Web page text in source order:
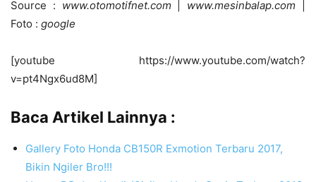
Source : www.otomotifnet.com| www.mesinbalap.com
Foto : google
[youtube https://www.youtube.com/watch?
v=pt4Ngx6ud8M]
Baca Artikel Lainnya :
Gallery Foto Honda CB150R Exmotion Terbaru 2017,
Bikin Ngiler Bro!!!